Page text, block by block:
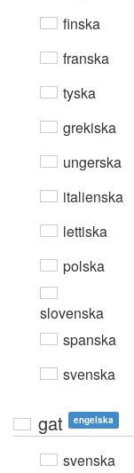
finska
franska
tyska
grekiska
ungerska
italienska
lettiska
polska
slovenska
spanska
svenska
gat engelska
svenska